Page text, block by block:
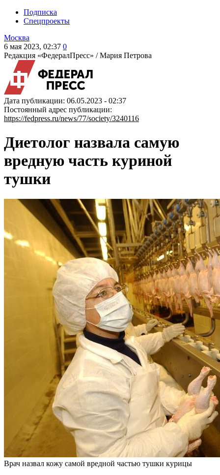
Подписка
Спецпроекты
Москва
6 мая 2023, 02:37 0
Редакция «ФедералПресс» /Мария Петрова
Дата публикации: 06.05.2023 - 02:37
Постоянный адрес публикации:
https://fedpress.ru/news/77/society/3240116
Диетолог назвала самую
вредную часть куриной
тушки
Врач назвал кожу самой вредной частью тушки курицы